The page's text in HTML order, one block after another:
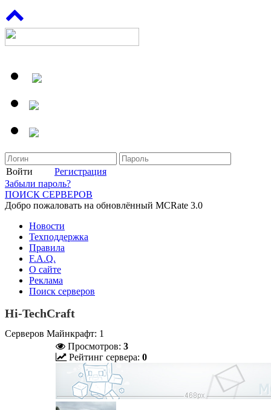
Войти
Регистрация
Забыли пароль?
ПОИСК СЕРВЕРОВ
Добро пожаловать на обновлённый MCRate 3.0
Новости
Техподдержка
Правила
F.A.Q.
О сайте
Реклама
Поиск серверов
Hi-TechCraft
Серверов Майнкрафт: 1
Просмотров: 3
Рейтинг сервера: 0